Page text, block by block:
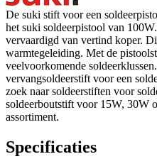
De suki stift voor een
het suki soldeerpistool van
vervaardigd van vertind koper.
warmtegeleiding. Met de
veelvoorkomende
vervangsoldeerstift voor een
zoek naar soldeerstiften voor
soldeerboutstift voor 15W,
assortiment.
Specificaties